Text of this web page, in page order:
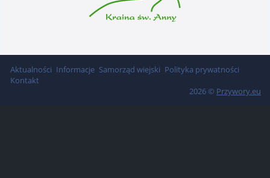
Aktualności Informacje Samorząd wiejski Polityka prywatności
Kontakt
2026 © Przywory.eu